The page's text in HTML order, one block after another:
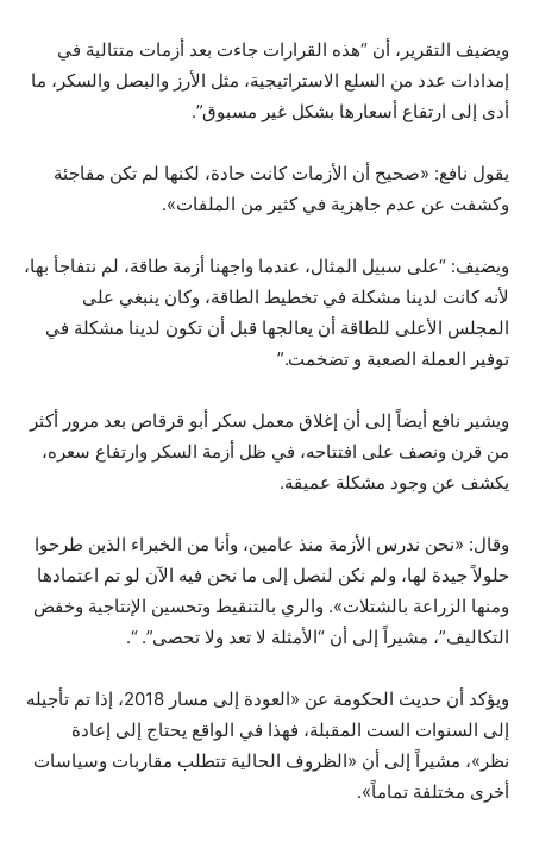
ويضيف التقرير، أن “هذه القرارات جاءت بعد أزمات متتالية في
إمدادات عدد من السلع الاستراتيجية، مثل الأرز والبصل والسكر، ما
أدى إلى ارتفاع أسعارها بشكل غير مسبوق”.
يقول نافع: «صحيح أن الأزمات كانت حادة، لكنها لم تكن مفاجئة
وكشفت عن عدم جاهزية في كثير من الملفات».
ويضيف: “على سبيل المثال، عندما واجهنا أزمة طاقة، لم نتفاجأ بها،
لأنه كانت لدينا مشكلة في تخطيط الطاقة، وكان ينبغي على
المجلس الأعلى للطاقة أن يعالجها قبل أن تكون لدينا مشكلة في
توفير العملة الصعبة و تضخمت.”
ويشير نافع أيضاً إلى أن إغلاق معمل سكر أبو قرقاص بعد مرور أكثر
من قرن ونصف على افتتاحه، في ظل أزمة السكر وارتفاع سعره،
يكشف عن وجود مشكلة عميقة.
وقال: «نحن ندرس الأزمة منذ عامين، وأنا من الخبراء الذين طرحوا
حلولاً جيدة لها، ولم نكن لنصل إلى ما نحن فيه الآن لو تم اعتمادها
ومنها الزراعة بالشتلات». والري بالتنقيط وتحسين الإنتاجية وخفض
التكاليف”، مشيراً إلى أن “الأمثلة لا تعد ولا تحصى”. “.
ويؤكد أن حديث الحكومة عن «العودة إلى مسار 2018، إذا تم تأجيله
إلى السنوات الست المقبلة، فهذا في الواقع يحتاج إلى إعادة
نظر»، مشيراً إلى أن «الظروف الحالية تتطلب مقاربات وسياسات
أخرى مختلفة تماماً».